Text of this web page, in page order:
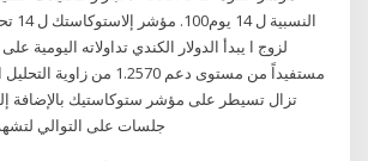
لزوج ا يبدأ الدولار الكندي تداولاته
مستفيداً من مستوى دعم 1.2570
تزال تسيطر على مؤشر ستوكاستيك بالإضافة
جلسات على التوالي